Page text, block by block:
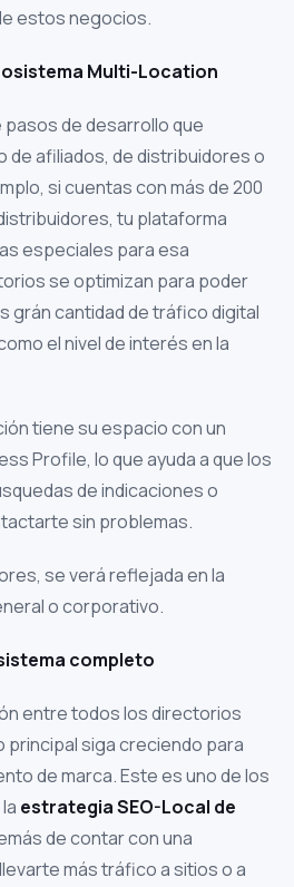
estos negocios.
Multi-Location
de desarrollo que
de afiliados, de distribuidores o
si cuentas con más de 200
tu plataforma
especiales para esa
se optimizan para poder
grán cantidad de tráfico digital
el nivel de interés en la
tiene su espacio con un
Profile, lo que ayuda a que los
de indicaciones o
sin problemas.
se verá reflejada en la
o corporativo.
completo
entre todos los directorios
principal siga creciendo para
de marca. Este es uno de los
estrategia SEO-Local de
de contar con una
más tráfico a sitios o a